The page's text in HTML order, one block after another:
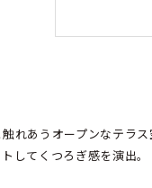
れあうオープンなテラス
してくつろぎ感を演出。